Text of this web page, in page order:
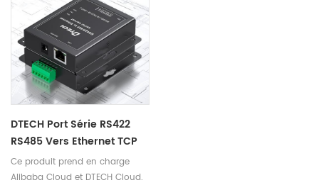
DTECH Port Série RS422
RS485 Vers Ethernet TCP
IP Convertisseur De
Serveur Série Pour
Ce produit prend en charge
Alibaba Cloud et DTECH Cloud.